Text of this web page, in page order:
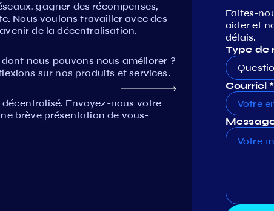
gagner des récompenses,
Nous voulons travailler avec des
de la décentralisation.
nous pouvons nous améliorer ?
sur nos produits et services.
Envoyez-nous votre
brève présentation de vous-
Faites-
aider et
délais.
Type de
Courriel *